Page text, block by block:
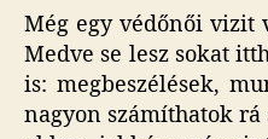
Még egy védőnői vizit
Medve se lesz sokat
is: megbeszélések,
nagyon számíthatok